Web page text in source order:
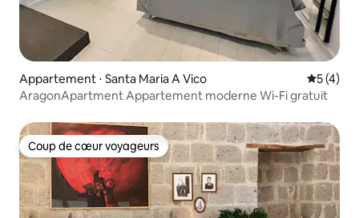
Appartement ⋅ Santa Maria A Vico
5 (4)
AragonApartment Appartement moderne Wi-Fi gratuit
Coup de cœur voyageurs
Coup de cœur voyageurs